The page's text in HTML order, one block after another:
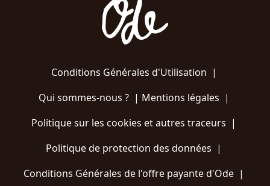
Conditions Générales d'Utilisation |
Qui sommes-nous ?| Mentions légales |
Politique sur les cookies et autres traceurs |
Politique de protection des données |
Conditions Générales de l'offre payante d'Ode |